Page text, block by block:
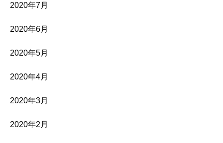
2020年7月
2020年6月
2020年5月
2020年4月
2020年3月
2020年2月